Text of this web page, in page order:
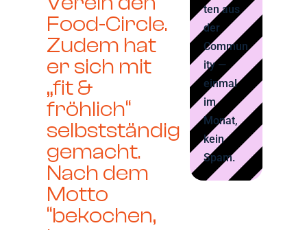
Food-Circle.
Zudem hat
er sich mit
„fit &
fröhlich“
selbstständig
gemacht.
Nach dem
Motto
“bekochen,
ten aus
der
Commun
ity —
einmal
im
Monat,
kein
Spam.